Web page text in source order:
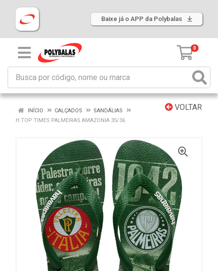
Baixe já o APP da Polybalas
0
VOLTAR
INÍCIO CALÇADOS
SANDÁLIAS
H.TOP TIMES PALMEIRAS AMAZONIA 35/36